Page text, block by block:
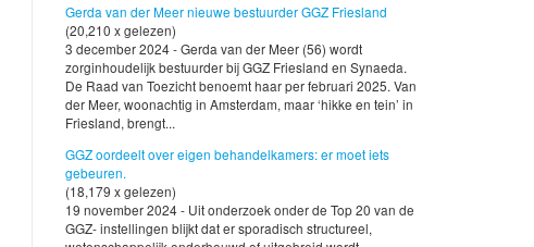
Gerda van der Meer nieuwe bestuurder GGZ Friesland
(20,210 x gelezen)
3 december 2024 - Gerda van der Meer (56) wordt
zorginhoudelijk bestuurder bij GGZ Friesland en Synaeda.
De Raad van Toezicht benoemt haar per februari 2025. Van
der Meer, woonachtig in Amsterdam, maar ‘hikke en tein’ in
Friesland, brengt...
GGZ oordeelt over eigen behandelkamers: er moet iets
gebeuren.
(18,179 x gelezen)
19 november 2024 - Uit onderzoek onder de Top 20 van de
GGZ- instellingen blijkt dat er sporadisch structureel,